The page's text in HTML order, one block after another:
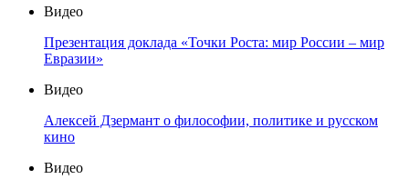
Видео
Презентация доклада «Точки Роста: мир России – мир
Евразии»
Видео
Алексей Дзермант о философии, политике и русском
кино
Видео